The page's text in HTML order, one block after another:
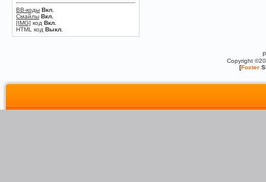
BB-коды Вкл.
Смайлы Вкл.
[IMG] код Вкл.
HTML код Выкл.
Copyright
[Foxter